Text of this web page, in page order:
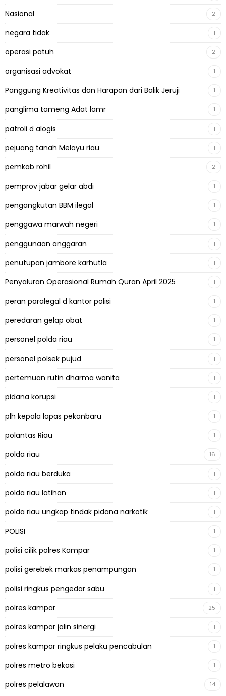
Nasional 2
negara tidak 1
operasi patuh 2
organisasi advokat 1
Panggung Kreativitas dan Harapan dari Balik Jeruji 1
panglima tameng Adat lamr 1
patroli d alogis 1
pejuang tanah Melayu riau 1
pemkab rohil 2
pemprov jabar gelar abdi 1
pengangkutan BBM ilegal 1
penggawa marwah negeri 1
penggunaan anggaran 1
penutupan jambore karhutla 1
Penyaluran Operasional Rumah Quran April 2025 1
peran paralegal d kantor polisi 1
peredaran gelap obat 1
personel polda riau 1
personel polsek pujud 1
pertemuan rutin dharma wanita 1
pidana korupsi 1
plh kepala lapas pekanbaru 1
polantas Riau 1
polda riau 16
polda riau berduka 1
polda riau latihan 1
polda riau ungkap tindak pidana narkotik 1
POLISI 1
polisi cilik polres Kampar 1
polisi gerebek markas penampungan 1
polisi ringkus pengedar sabu 1
polres kampar 25
polres kampar jalin sinergi 1
polres kampar ringkus pelaku pencabulan 1
polres metro bekasi 1
polres pelalawan 14